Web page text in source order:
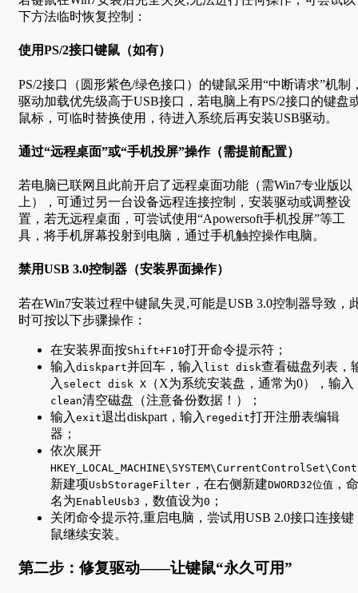
下方法临时恢复控制：
使用PS/2接口键鼠（如有）
PS/2接口（圆形紫色/绿色接口）的键鼠采用“中断请求”机制
驱动加载优先级高于USB接口，若电脑上有PS/2接口的键盘
鼠标，可临时替换使用，待进入系统后再安装USB驱动。
通过“远程桌面”或“手机投屏”操作（需提前配置）
若电脑已联网且此前开启了远程桌面功能（需Win7专业版以
上），可通过另一台设备远程连接控制，安装驱动或调整设
置，若无远程桌面，可尝试使用“Apowersoft手机投屏”等工
具，将手机屏幕投射到电脑，通过手机触控操作电脑。
禁用USB 3.0控制器（安装界面操作）
若在Win7安装过程中键鼠失灵,可能是USB 3.0控制器导致，
时可按以下步骤操作：
在安装界面按Shift+F10打开命令提示符；
输入 diskpart并回车，输入 list disk查看磁盘列表，
入 select disk X （X为系统安装盘，通常为0），输入
clean清空磁盘（注意备份数据！）；
输入 exit退出diskpart，输入 regedit打开注册表编辑
器；
依次展开
新建项UsbStorageFilter ，在右侧新建DWORD32位值 ，命
名为EnableUsb3 ，数值设为0 ；
关闭命令提示符,重启电脑，尝试用USB 2.0接口连接键
鼠继续安装。
第二步：修复驱动——让键鼠“永久可用”